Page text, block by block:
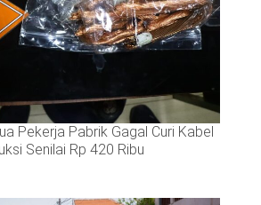
Pekerja Pabrik Gagal Curi Kabel
Senilai Rp 420 Ribu